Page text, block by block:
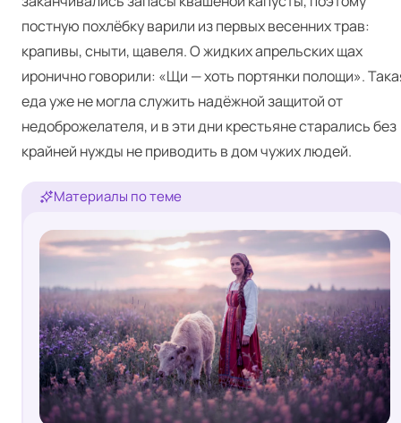
постную похлёбку варили из первых весенних трав:
крапивы, сныти, щавеля. О жидких апрельских щах
иронично говорили: «Щи — хоть портянки полощи».
еда уже не могла служить надёжной защитой от
недоброжелателя, и в эти дни крестьяне старались без
крайней нужды не приводить в дом чужих людей.
Материалы по теме